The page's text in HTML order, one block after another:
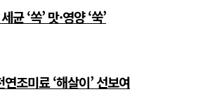
균 ‘쏙’ 맛·영양 ‘쑥’
조미료 ‘해살이’ 선보여